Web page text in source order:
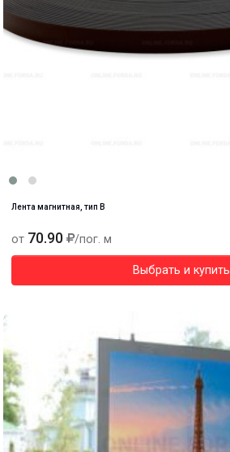
Лента магнитная, тип В
от 70.90 /пог. м
Выбрать и купить